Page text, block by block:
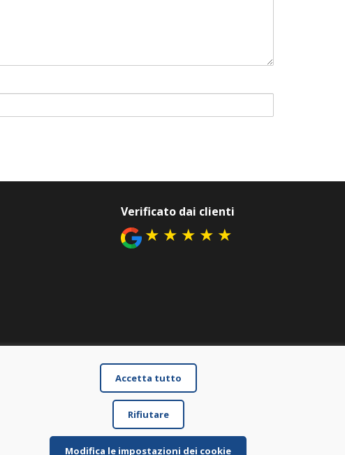
Verificato dai clienti
★ ★ ★ ★ ★
Accetta tutto
Rifiutare
Modifica le impostazioni dei cookie